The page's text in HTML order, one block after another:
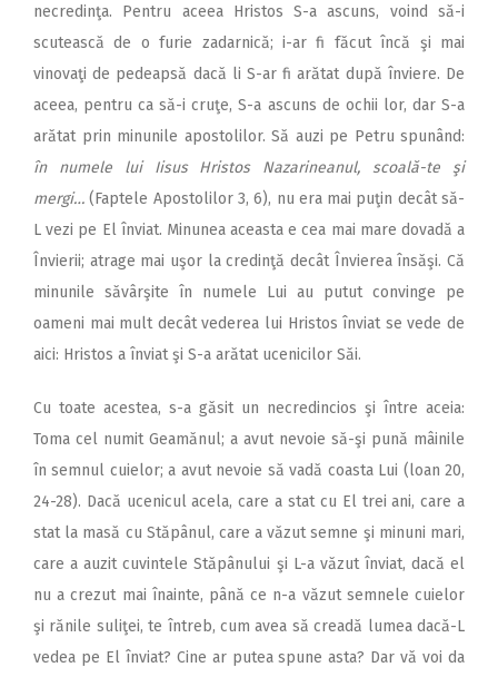
necredinţa. Pentru aceea Hristos S-a ascuns, voind să-i
scutească de o furie zadarnică; i-ar fi făcut încă şi mai
vinovaţi de pedeapsă dacă li S-ar fi arătat după înviere. De
aceea, pentru ca să-i cruţe, S-a ascuns de ochii lor, dar S-a
arătat prin minunile apostolilor. Să auzi pe Petru spunând:
în numele lui Iisus Hristos Nazarineanul, scoală-te şi
mergi… (Faptele Apostolilor 3, 6), nu era mai puţin decât să-
L vezi pe El înviat. Minunea aceasta e cea mai mare dovadă a
Învierii; atrage mai uşor la credinţă decât Învierea însăşi. Că
minunile săvârşite în numele Lui au putut convinge pe
oameni mai mult decât vederea lui Hristos înviat se vede de
aici: Hristos a înviat şi S-a arătat ucenicilor Săi.
Cu toate acestea, s-a găsit un necredincios şi între aceia:
Toma cel numit Geamănul; a avut nevoie să-şi pună mâinile
în semnul cuielor; a avut nevoie să vadă coasta Lui (loan 20,
24-28). Dacă ucenicul acela, care a stat cu El trei ani, care a
stat la masă cu Stăpânul, care a văzut semne şi minuni mari,
care a auzit cuvintele Stăpânului şi L-a văzut înviat, dacă el
nu a crezut mai înainte, până ce n-a văzut semnele cuielor
şi rănile suliţei, te întreb, cum avea să creadă lumea dacă-L
vedea pe El înviat? Cine ar putea spune asta? Dar vă voi da